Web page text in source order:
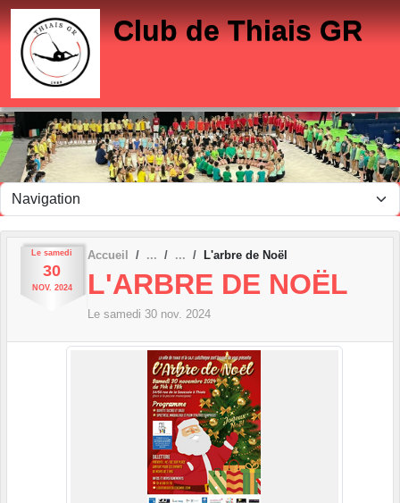
Club de Thiais GR
Le samedi
30
NOV. 2024
Accueil L'arbre de Noël
L'ARBRE DE NOËL
Le samedi 30 nov. 2024
Panneau de gestion des cookies